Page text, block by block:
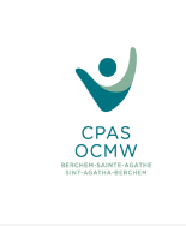
contenu
Accueil